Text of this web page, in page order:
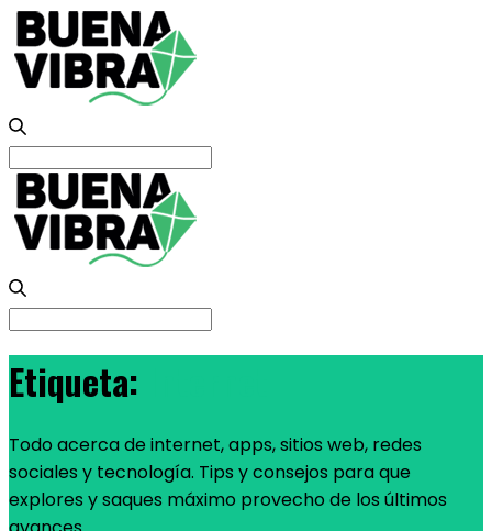
Search
for:
Search
Etiqueta:
Todo acerca de internet, apps, sitios web, redes
sociales y tecnología. Tips y consejos para que
explores y saques máximo provecho de los últimos